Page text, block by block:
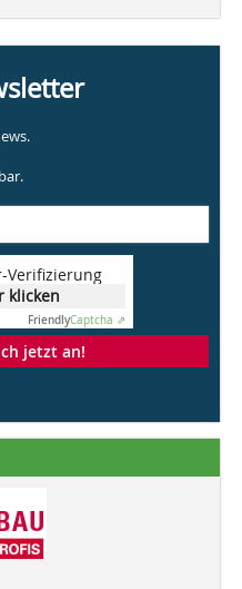
Verifizierung
klicken
FriendlyCaptcha ⇗
jetzt an!